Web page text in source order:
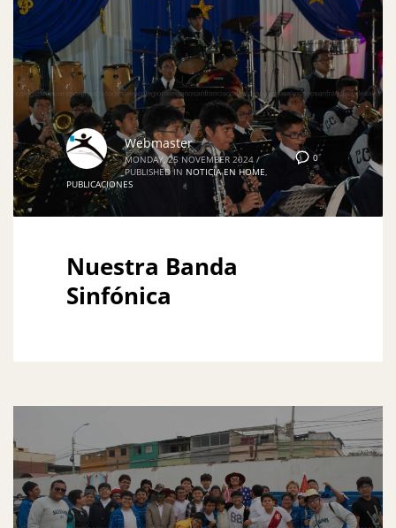
0
Webmaster
MONDAY, 25 NOVEMBER 2024 /
PUBLISHED IN NOTICIA EN HOME
PUBLICACIONES
Nuestra Banda
Sinfónica